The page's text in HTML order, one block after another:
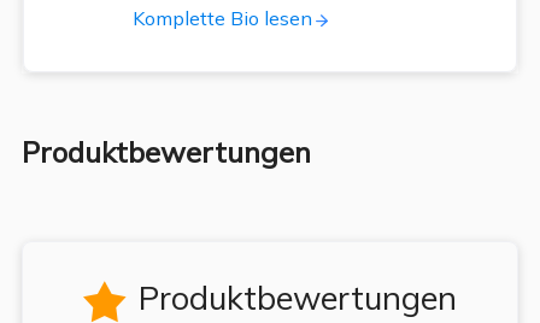
Komplette Bio lesen
Produktbewertungen
 Produktbewertungen